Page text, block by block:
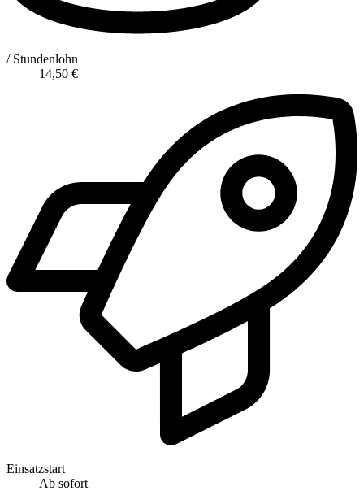
/ Stundenlohn
14,50 €
Einsatzstart
Ab sofort